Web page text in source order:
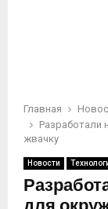
Главная
жвачку
Новости